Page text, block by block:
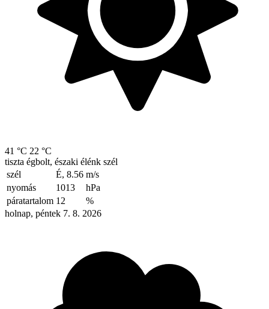
41 °C 22 °C
tiszta égbolt, északi élénk szél
szél
É, 8.56 m/s
nyomás
1013
hPa
páratartalom 12
%
holnap, péntek 7. 8. 2026